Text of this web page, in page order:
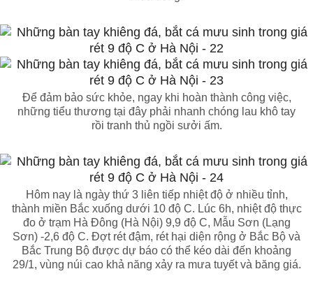
Để đảm bảo sức khỏe, ngay khi hoàn thành công việc,
những tiểu thương tại đây phải nhanh chóng lau khô tay
rồi tranh thủ ngồi sưởi ấm.
Hôm nay là ngày thứ 3 liên tiếp nhiệt độ ở nhiều tỉnh,
thành miền Bắc xuống dưới 10 độ C. Lúc 6h, nhiệt độ thực
đo ở trạm Hà Đông (Hà Nội) 9,9 độ C, Mẫu Sơn (Lạng
Sơn) -2,6 độ C. Đợt rét đậm, rét hại diện rộng ở Bắc Bộ và
Bắc Trung Bộ được dự báo có thể kéo dài đến khoảng
29/1, vùng núi cao khả năng xảy ra mưa tuyết và băng giá.